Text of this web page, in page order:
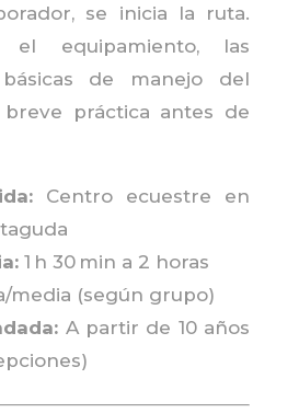
se inicia la ruta.
el equipamiento, las
básicas de manejo del
práctica antes de
Centro ecuestre en
1 h 30 min a 2 horas
media (según grupo)
A partir de 10 años